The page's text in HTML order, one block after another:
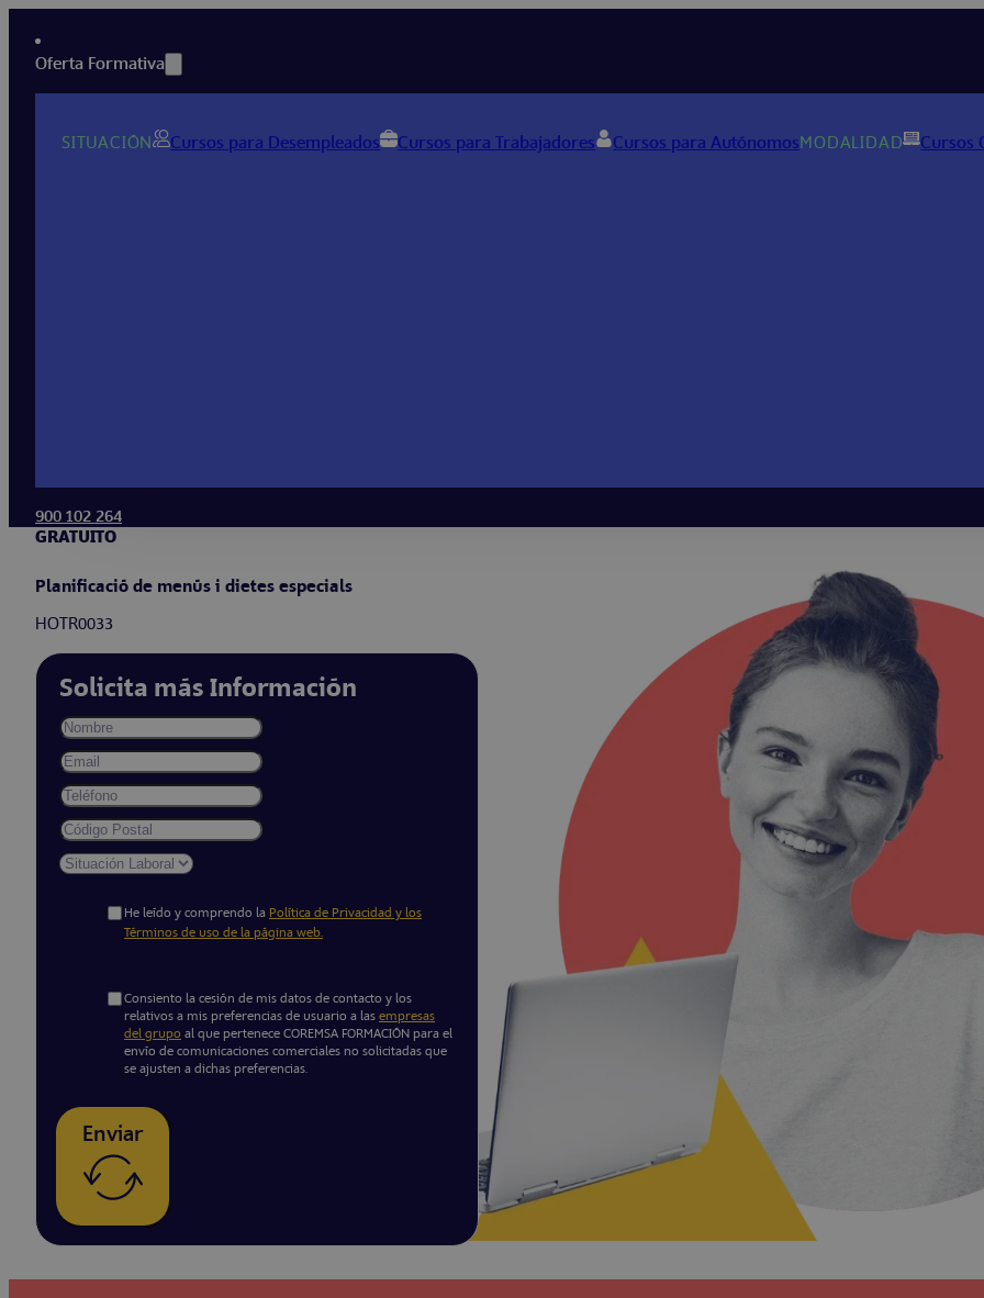
Oferta Formativa
SITUACIÓN Cursos para Desempleados Cursos para Trabajadores Cursos para AutónomosMODALIDAD Cursos
900 102 264
GRATUITO
Planificació de menús i dietes especials
HOTR0033
Solicita más Información
He leído y comprendo la Política de Privacidad y los
Términos de uso de la página web.
Consiento la cesión de mis datos de contacto y los
relativos a mis preferencias de usuario a las empresas
del grupo al que pertenece COREMSA FORMACIÓN para el
envío de comunicaciones comerciales no solicitadas que
se ajusten a dichas preferencias.
Enviar